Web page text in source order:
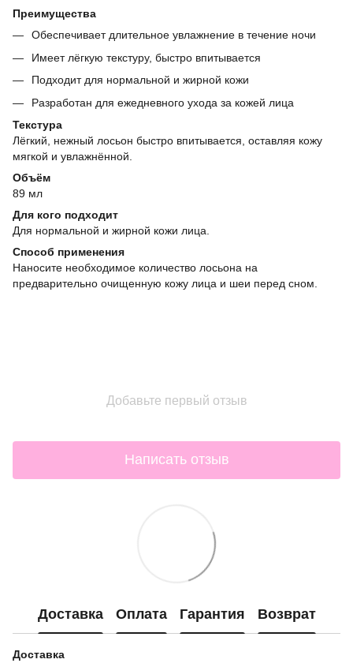
Преимущества
Обеспечивает длительное увлажнение в течение ночи
Имеет лёгкую текстуру, быстро впитывается
Подходит для нормальной и жирной кожи
Разработан для ежедневного ухода за кожей лица
Текстура
Лёгкий, нежный лосьон быстро впитывается, оставляя кожу
мягкой и увлажнённой.
Объём
89 мл
Для кого подходит
Для нормальной и жирной кожи лица.
Способ применения
Наносите необходимое количество лосьона на
предварительно очищенную кожу лица и шеи перед сном.
Добавьте первый отзыв
Написать отзыв
Доставка Оплата Гарантия Возврат
Доставка